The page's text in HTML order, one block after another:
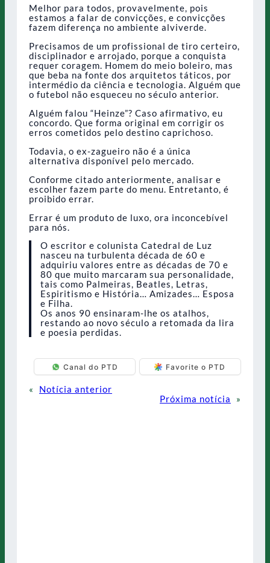
Melhor para todos, provavelmente, pois
estamos a falar de convicções, e convicções
fazem diferença no ambiente alviverde.
Precisamos de um profissional de tiro certeiro,
disciplinador e arrojado, porque a conquista
requer coragem. Homem do meio boleiro, mas
que beba na fonte dos arquitetos táticos, por
intermédio da ciência e tecnologia. Alguém que
o futebol não esqueceu no século anterior.
Alguém falou “Heinze”? Caso afirmativo, eu
concordo. Que forma original em corrigir os
erros cometidos pelo destino caprichoso.
Todavia, o ex-zagueiro não é a única
alternativa disponível pelo mercado.
Conforme citado anteriormente, analisar e
escolher fazem parte do menu. Entretanto, é
proibido errar.
Errar é um produto de luxo, ora inconcebível
para nós.
O escritor e colunista Catedral de Luz
nasceu na turbulenta década de 60 e
adquiriu valores entre as décadas de 70 e
80 que muito marcaram sua personalidade,
tais como Palmeiras, Beatles, Letras,
Espiritismo e História… Amizades… Esposa
e Filha.
Os anos 90 ensinaram-lhe os atalhos,
restando ao novo século a retomada da lira
e poesia perdidas.
Canal do PTD Favorite o PTD
«
Notícia anterior
Próxima notícia
»